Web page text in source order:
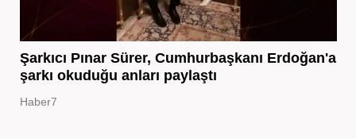
Şarkıcı Pınar Sürer, Cumhurbaşkanı Erdoğan'a
şarkı okuduğu anları paylaştı
Haber7